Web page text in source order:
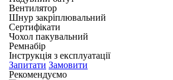
Вентилятор
Шнур закріплювальний
Сертифікати
Чохол пакувальний
Ремнабір
Інструкція з експлуатації
Запитати Замовити
Рекомендуємо